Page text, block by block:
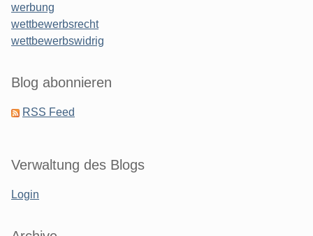
werbung
wettbewerbsrecht
wettbewerbswidrig
Blog abonnieren
RSS Feed
Verwaltung des Blogs
Login